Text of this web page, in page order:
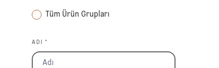
Tüm Ürün Grupları
ADI *